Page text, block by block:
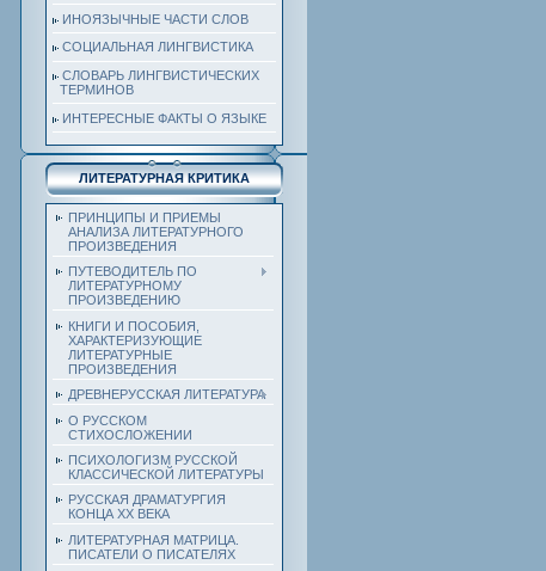
ИНОЯЗЫЧНЫЕ ЧАСТИ СЛОВ
СОЦИАЛЬНАЯ ЛИНГВИСТИКА
СЛОВАРЬ ЛИНГВИСТИЧЕСКИХ
ТЕРМИНОВ
ИНТЕРЕСНЫЕ ФАКТЫ О ЯЗЫКЕ
ЛИТЕРАТУРНАЯ КРИТИКА
ПРИНЦИПЫ И ПРИЕМЫ
АНАЛИЗА ЛИТЕРАТУРНОГО
ПРОИЗВЕДЕНИЯ
ПУТЕВОДИТЕЛЬ ПО
ЛИТЕРАТУРНОМУ
ПРОИЗВЕДЕНИЮ
КНИГИ И ПОСОБИЯ,
ХАРАКТЕРИЗУЮЩИЕ
ЛИТЕРАТУРНЫЕ
ПРОИЗВЕДЕНИЯ
ДРЕВНЕРУССКАЯ ЛИТЕРАТУРА
О РУССКОМ
СТИХОСЛОЖЕНИИ
ПСИХОЛОГИЗМ РУССКОЙ
КЛАССИЧЕСКОЙ ЛИТЕРАТУРЫ
РУССКАЯ ДРАМАТУРГИЯ
КОНЦА ХХ ВЕКА
ЛИТЕРАТУРНАЯ МАТРИЦА.
ПИСАТЕЛИ О ПИСАТЕЛЯХ